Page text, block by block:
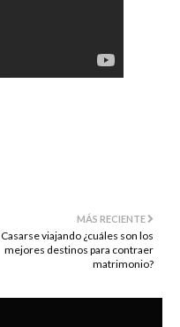
MÁS RECIENTE
Casarse viajando ¿cuáles son los
mejores destinos para contraer
matrimonio?